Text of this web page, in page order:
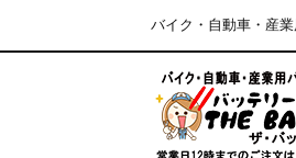
バイク・自動車・産